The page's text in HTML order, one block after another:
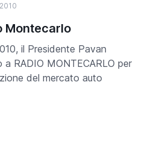
Montecarlo
il Presidente Pavan
RADIO MONTECARLO per
del mercato auto